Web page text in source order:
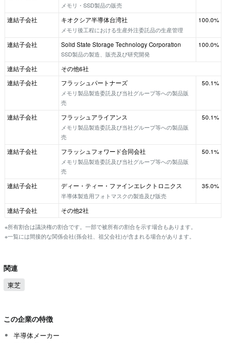
メモリ・SSD製品の販売
連結子会社
キオクシア半導体台湾社
メモリ後工程における生産外注委託品の生産管理
100.0%
連結子会社
Solid State Storage Technology Corporation
SSD製品の製造、販売及び研究開発
100.0%
連結子会社
その他6社
連結子会社
フラッシュパートナーズ
メモリ製品製造委託及び当社グループ等への製品販
売
50.1%
連結子会社
フラッシュアライアンス
メモリ製品製造委託及び当社グループ等への製品販
売
50.1%
連結子会社
フラッシュフォワード合同会社
メモリ製品製造委託及び当社グループ等への製品販
売
50.1%
連結子会社
ディー・ティー・ファインエレクトロニクス
半導体製造用フォトマスクの製造及び販売
35.0%
連結子会社
その他2社
※所有割合は議決権の割合です。一部で被所有の割合を示す場合もあります。
※一覧には間接的な関係会社(孫会社、祖父会社)が含まれる場合があります。
関連
東芝
この企業の特徴
半導体メーカー